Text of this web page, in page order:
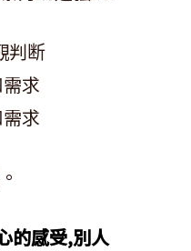
判断
求
求
的感受,別人